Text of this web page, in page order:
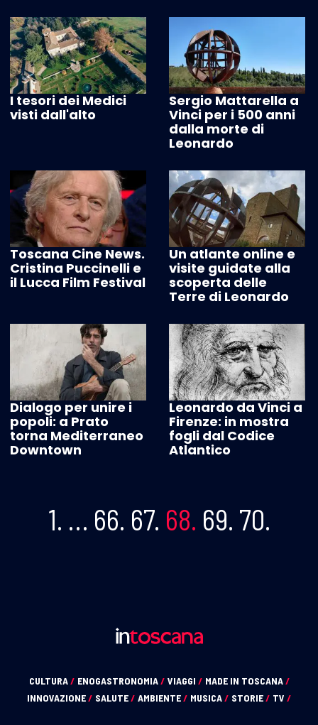
I tesori dei Medici
visti dall'alto
Sergio Mattarella a
Vinci per i 500 anni
dalla morte di
Leonardo
Toscana Cine News.
Cristina Puccinelli e
il Lucca Film Festival
Un atlante online e
visite guidate alla
scoperta delle
Terre di Leonardo
Dialogo per unire i
popoli: a Prato
torna Mediterraneo
Downtown
Leonardo da Vinci a
Firenze: in mostra
fogli dal Codice
Atlantico
1. … 66. 67. 68. 69. 70.
CULTURA/ ENOGASTRONOMIA/ VIAGGI / MADE IN TOSCANA/
INNOVAZIONE/ SALUTE/ AMBIENTE/ MUSICA/ STORIE/ TV /